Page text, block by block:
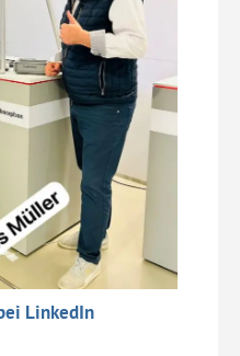
LinkedIn